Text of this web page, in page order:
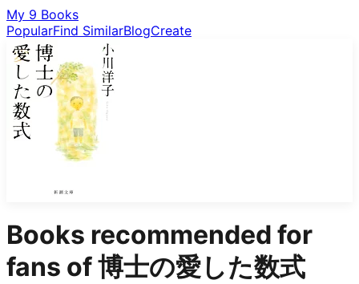
My 9 Books
PopularFind SimilarBlogCreate
Books recommended for
fans of博士の愛した数式